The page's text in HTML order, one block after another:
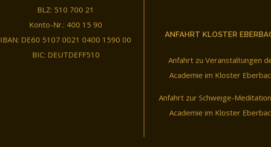
BLZ: 510 700 21
Konto-Nr.: 400 15 90
IBAN: DE60 5107 0021 0400 1590 00
BIC: DEUTDEFF510
ANFAHRT KLOSTER
Anfahrt zu Veranstaltungen
Academie im Kloster
Anfahrt zur Schweige-
Academie im Kloster